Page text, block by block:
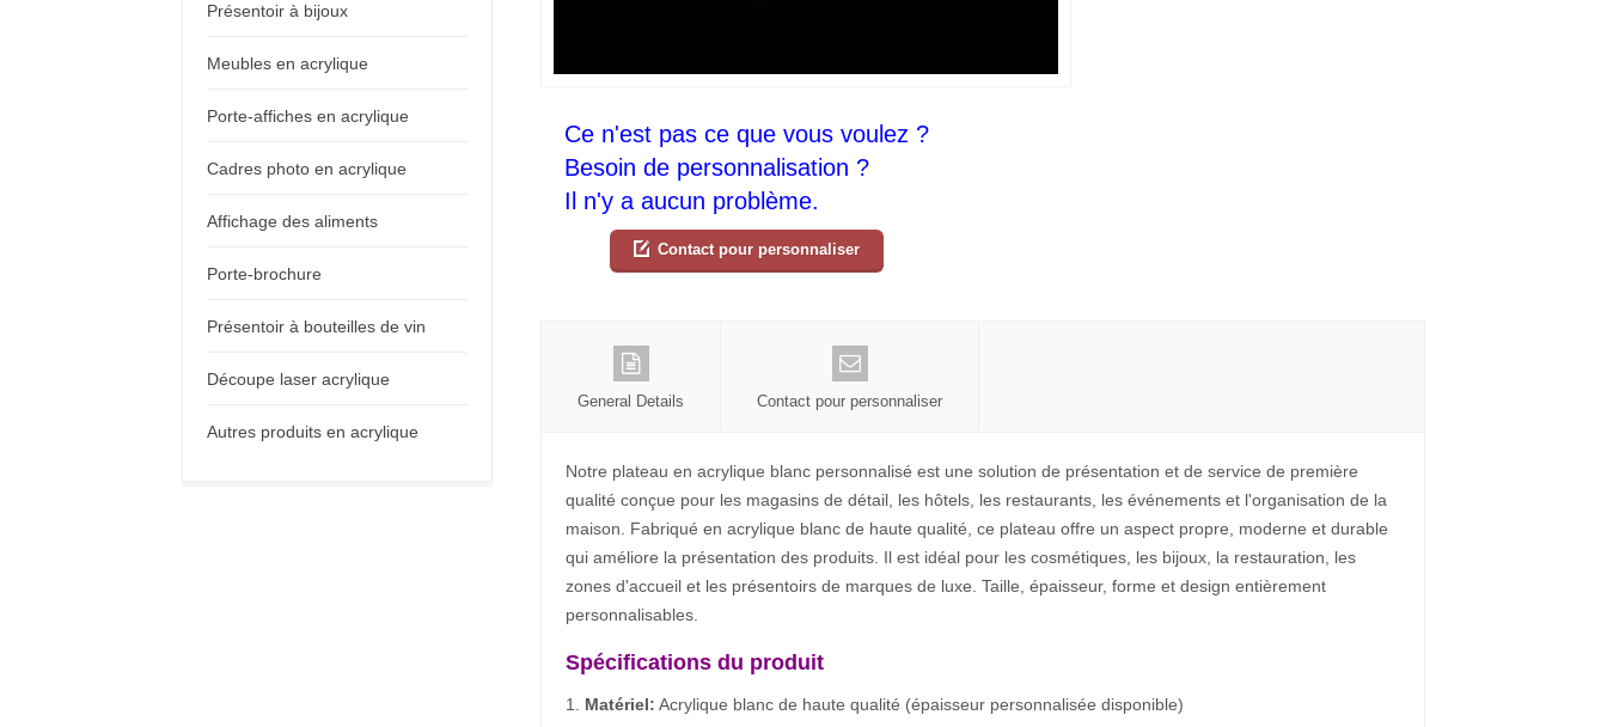
Ce n'est pas ce que vous voulez ?
Besoin de personnalisation ?
Il n'y a aucun problème.
Contact pour personnaliser
General Details Contact pour personnaliser
Notre plateau en acrylique blanc personnalisé est une solution de présentation et de service de première
qualité conçue pour les magasins de détail, les hôtels, les restaurants, les événements et l'organisation de la
maison. Fabriqué en acrylique blanc de haute qualité, ce plateau offre un aspect propre, moderne et durable
qui améliore la présentation des produits. Il est idéal pour les cosmétiques, les bijoux, la restauration, les
zones d'accueil et les présentoirs de marques de luxe. Taille, épaisseur, forme et design entièrement
personnalisables.
Spécifications du produit
1. Matériel: Acrylique blanc de haute qualité (épaisseur personnalisée disponible)
Présentoir à bijoux
Meubles en acrylique
Porte-affiches en acrylique
Cadres photo en acrylique
Affichage des aliments
Porte-brochure
Présentoir à bouteilles de vin
Découpe laser acrylique
Autres produits en acrylique